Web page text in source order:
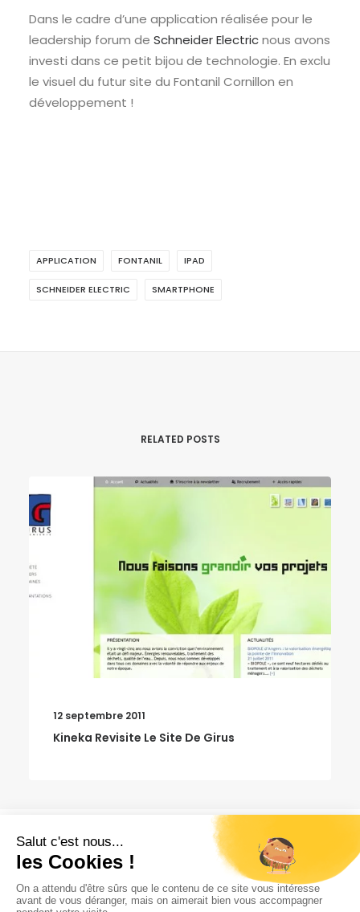
Dans le cadre d’une application réalisée pour le
leadership forum de Schneider Electricnous avons
investi dans ce petit bijou de technologie. En exclu
le visuel du futur site du Fontanil Cornillon en
développement !
APPLICATION FONTANIL IPAD
SCHNEIDER ELECTRIC SMARTPHONE
RELATED POSTS
12 septembre 2011
Kineka Revisite Le Site De Girus